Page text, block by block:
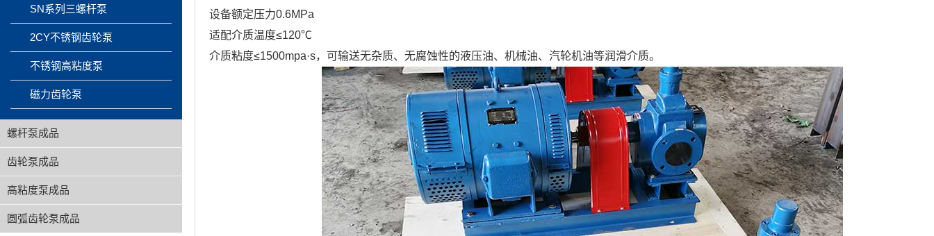
设备额定压力0.6MPa
适配介质温度≤120℃
介质粘度≤1500mpa·s，可输送无杂质、无腐蚀性的液压油、机械油、汽轮机油等润滑介质。
SN系列三螺杆泵
2CY不锈钢齿轮泵
不锈钢高粘度泵
磁力齿轮泵
螺杆泵成品
齿轮泵成品
高粘度泵成品
圆弧齿轮泵成品